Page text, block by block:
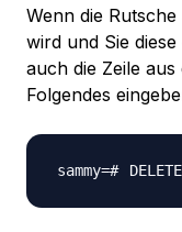
Wenn die
wird und Sie
auch die Zeile
Folgendes